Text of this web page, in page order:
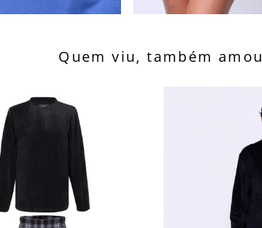
Quem viu, também amou